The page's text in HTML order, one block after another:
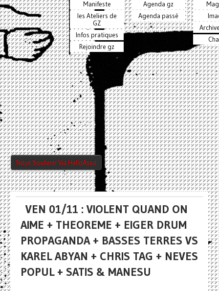
Manifeste
les Ateliers de
GZ
Infos pratiques
Rejoindre gz
Agenda gz
Agenda passé
Nous Soutenir Via HelloAsso
VEN 01/11 : VIOLENT QUAND ON
AIME + THEOREME + EIGER DRUM
PROPAGANDA + BASSES TERRES VS
KAREL ABYAN + CHRIS TAG + NEVES
POPUL + SATIS & MANESU